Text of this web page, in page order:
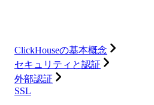
ClickHouseの基本概念
セキュリティと認証
外部認証
SSL